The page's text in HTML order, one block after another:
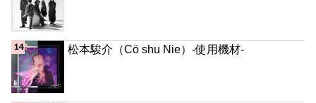
松本駿介（Cö shu Nie）-使用機材-